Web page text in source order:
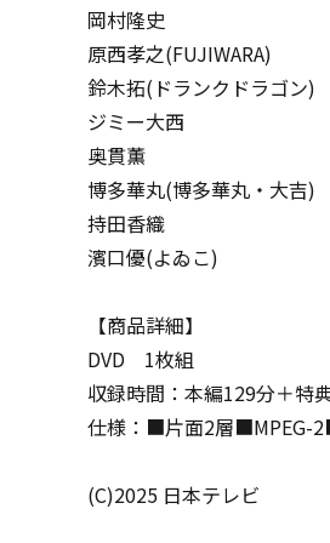
岡村隆史
原西孝之(FUJIWARA)
鈴木拓(ドランクドラゴン)
ジミー大西
奥貫薫
博多華丸(博多華丸・大吉)
持田香織
濱口優(よゐこ)
【商品詳細】
DVD 1枚組
収録時間：本編129分＋特
仕様：■片面2層■MPEG-
(C)2025 日本テレビ